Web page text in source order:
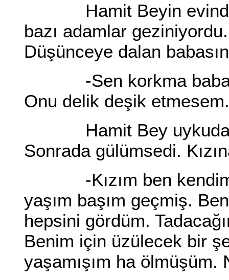
Hamit Beyin evinde
bazı adamlar
Düşünceye dalan
-Sen korkma baba.
Onu delik deşik etmesem.
Hamit Bey uykudan
Sonrada gülümsedi.
-Kızım ben kendim
yaşım başım geçmiş.
hepsini gördüm.
Benim için üzülecek bir
yaşamışım ha ölmüşüm.